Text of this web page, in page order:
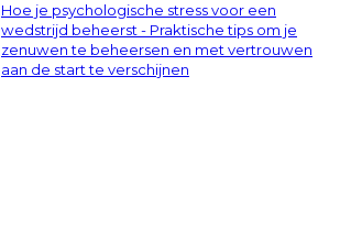
Hoe je psychologische stress voor een
wedstrijd beheerst - Praktische tips om je
zenuwen te beheersen en met vertrouwen
aan de start te verschijnen